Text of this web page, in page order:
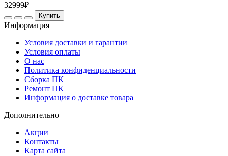
32999₽
Купить
Информация
Условия доставки и гарантии
Условия оплаты
О нас
Политика конфиденциальности
Сборка ПК
Ремонт ПК
Информация о доставке товара
Дополнительно
Акции
Контакты
Карта сайта